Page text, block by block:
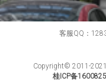
客服QQ：
Copyright© 2011-
桂ICP备